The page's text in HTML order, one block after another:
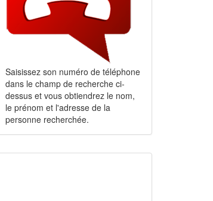
Saisissez son numéro de téléphone
dans le champ de recherche ci-
dessus et vous obtiendrez le nom,
le prénom et l'adresse de la
personne recherchée.